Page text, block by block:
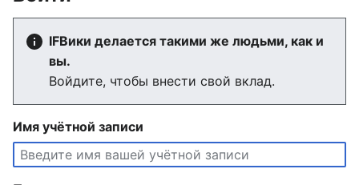
IFВики делается такими же людьми, как и
вы.
Войдите, чтобы внести свой вклад.
Имя учётной записи